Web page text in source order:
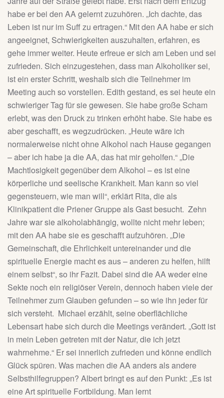
habe er bei den AA gelernt zuzuhören. „Ich dachte, das
Leben ist nur im Suff zu ertragen.“ Mit den AA habe er sich
angeeignet, Schwierigkeiten auszuhalten, erfahren, es
gehe immer weiter. Heute erfreue er sich am Leben und sei
zufrieden. Sich einzugestehen, dass man Alkoholiker sei,
ist ein erster Schritt, weshalb sich die Teilnehmer im
Meeting auch so vorstellen. Edith gestand, es sei heute ein
schwieriger Tag für sie gewesen. Sie habe große Scham
erlebt, was den Druck zu trinken erhöht habe. Sie habe es
aber geschafft, es wegzudrücken. „Heute wäre ich
normalerweise nicht ohne Alkohol nach Hause gegangen
– aber ich habe ja die AA, das hat mir geholfen.“ „Die
Machtlosigkeit gegenüber dem Alkohol – es ist eine
körperliche und seelische Krankheit. Man kann so viel
gegensteuern, wie man will“, erklärt Rita, die als
Klinikpatient die Priener Gruppe als Gast besucht. Zehn
Jahre war sie alkoholabhängig, wollte nicht mehr leben;
mit den AA habe sie es geschafft aufzuhören. „Die
Gemeinschaft, die Ehrlichkeit untereinander und die
spirituelle Energie macht es aus – anderen zu helfen, hilft
einem selbst“, so ihr Fazit. Dabei sind die AA weder eine
Sekte noch ein religiöser Verein, dennoch haben viele der
Teilnehmer zum Glauben gefunden – so wie ihn jeder für
sich versteht. Michael erzählt, seine oberflächliche
Lebensart habe sich durch die Meetings verändert. „Gott ist
in mein Leben getreten mit der Natur, die ich jetzt
wahrnehme.“ Er sei innerlich zufrieden und könne endlich
Glück spüren. Was machen die AA anders als andere
Selbsthilfegruppen? Albert bringt es auf den Punkt: „Es ist
eine Art spirituelle Fortbildung. Man lernt